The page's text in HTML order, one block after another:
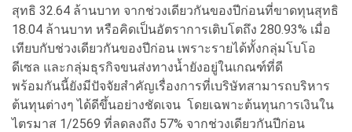
สุทธิ 32.64 ล้านบาท จากช่วงเดียวกันของปีก่อนที่ขาดทุนสุทธิ
18.04 ล้านบาท หรือคิดเป็นอัตราการเติบโตถึง 280.93% เมื่อ
เทียบกับช่วงเดียวกันของปีก่อน เพราะรายได้ทั้งกลุ่มโบโอ
ดีเซล และกลุ่มธุรกิจขนส่งทางน้ำยังอยู่ในเกณฑ์ที่ดี
พร้อมกันนี้ยังมีปัจจัยสำคัญเรื่องการที่เบริษัทสามารถบริหาร
ต้นทุนต่างๆ ได้ดีขึ้นอย่างชัดเจน โดยเฉพาะต้นทุนการเงินใน
ไตรมาส 1/2569 ที่ลดลงถึง 57% จากช่วงเดียวกันปีก่อน